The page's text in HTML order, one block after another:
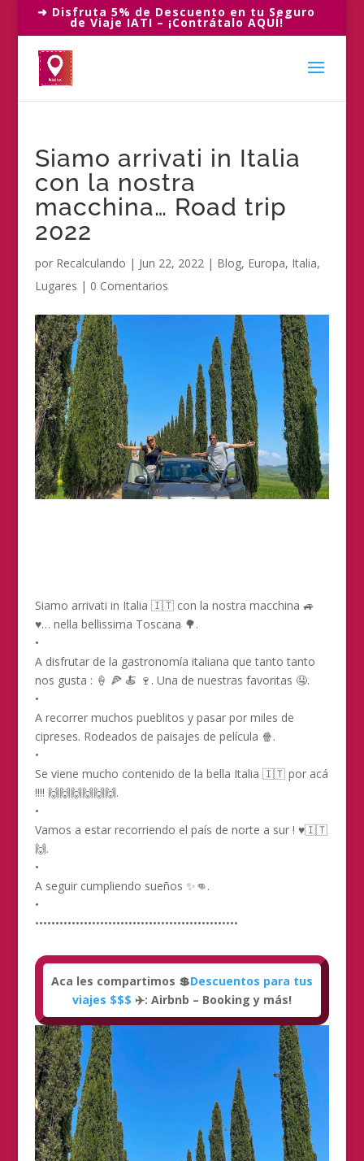
➜ Disfruta 5% de Descuento en tu Seguro
de Viaje IATI – ¡Contrátalo AQUÍ!
Siamo arrivati ​​in Italia
con la nostra
macchina… Road trip
2022
por Recalculando | Jun 22, 2022| Blog, Europa, Italia,
Lugares | 0 Comentarios
Siamo arrivati ​​in Italia 🇮🇹 con la nostra macchina 🚙
♥️… nella bellissima Toscana 🌳.
•
A disfrutar de la gastronomía italiana que tanto tanto
nos gusta : 🍦 🍕 🍝 🍷. Una de nuestras favoritas 🤤.
•
A recorrer muchos pueblitos y pasar por miles de
cipreses. Rodeados de paisajes de película 🍿.
•
Se viene mucho contenido de la bella Italia 🇮🇹 por acá
!!!! 🙌🙌🙌🙌🙌🙌.
•
Vamos a estar recorriendo el país de norte a sur ! ♥️🇮🇹
🙌.
•
A seguir cumpliendo sueños ✨👊.
•
••••••••••••••••••••••••••••••••••••••••••••••••••
Aca les compartimos 💲Descuentos para tus
viajes $$$ ✈️: Airbnb – Booking y más!